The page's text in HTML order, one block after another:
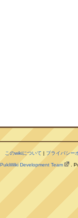
このwikiについて | プライバシー
PukiWiki Development Team .